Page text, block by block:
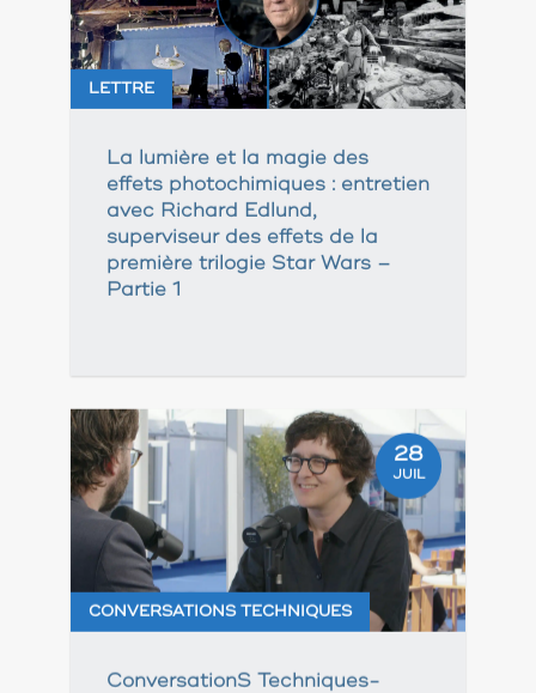
LETTRE
La lumière et la magie des
effets photochimiques : entretien
avec Richard Edlund,
superviseur des effets de la
première trilogie Star Wars –
Partie 1
28
JUIL
CONVERSATIONS TECHNIQUES
ConversationS Techniques-